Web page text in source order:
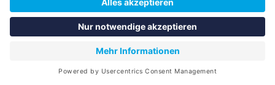
Erzeugung von Wasserstoff
Verbrennung in einer Brennstoffzelle nur Wasser